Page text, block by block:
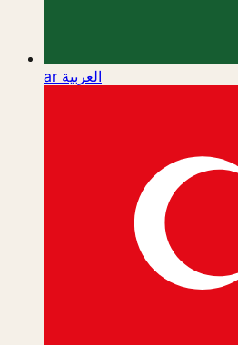
ar العربية